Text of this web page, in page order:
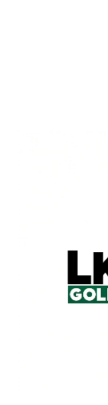
ekonomi adalah
Namun, dia
ketidakpastian itu
ekonomi dan
risikonya,
diantisipasi secara